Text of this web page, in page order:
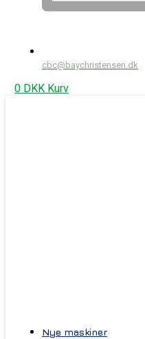
cbc@baychristensen.dk
0 DKK Kurv
Nye maskiner